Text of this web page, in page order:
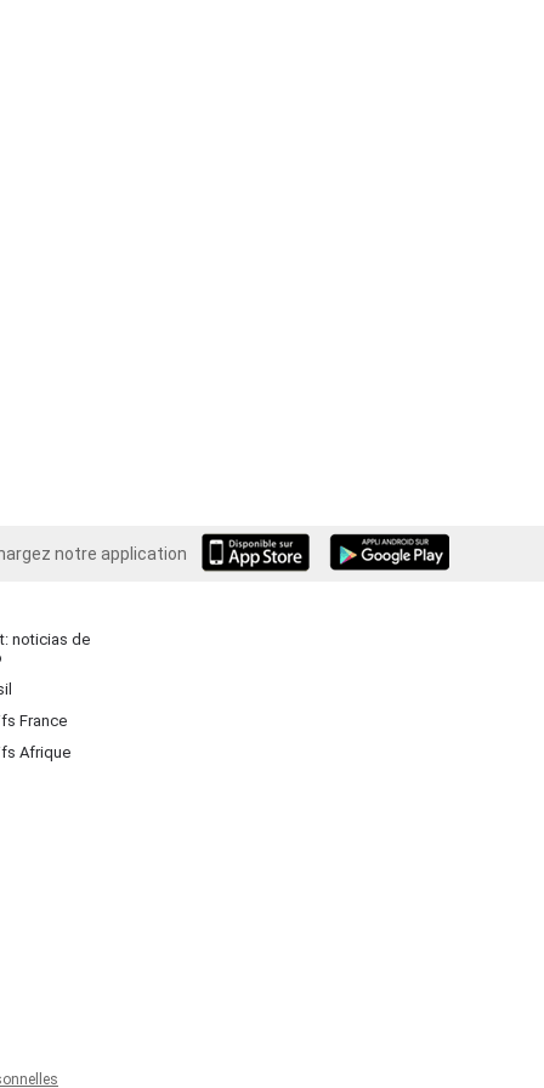
notre application
Android
noticias de
France
Afrique